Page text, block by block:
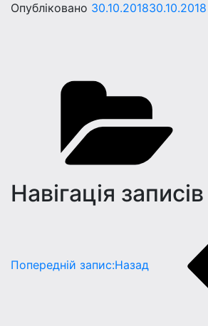
Опубліковано 30.10.201830.10.2018
Навігація записів
Попередній запис:Назад